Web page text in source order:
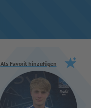
Jetzt
Als Favorit hinzufügen